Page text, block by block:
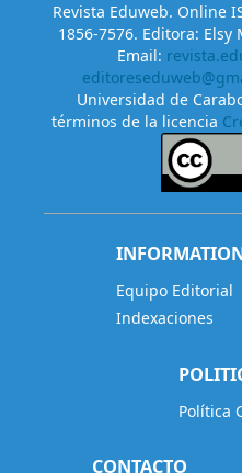
Revista Eduweb. Online
1856-7576. Editora:
Email:
Universidad de
términos de la licencia
Equipo Editorial
Indexaciones
Política
CONTACTO